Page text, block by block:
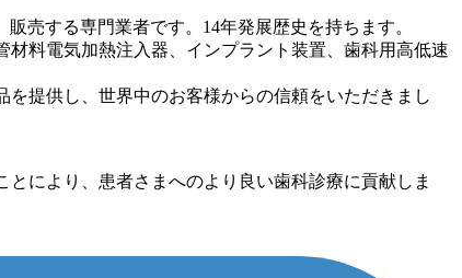
売する専門業者です。14年発展歴史を持ちます。
料電気加熱注入器、インプラント装置、歯科用高低速
提供し、世界中のお客様からの信頼をいただきまし
により、患者さまへのより良い歯科診療に貢献しま